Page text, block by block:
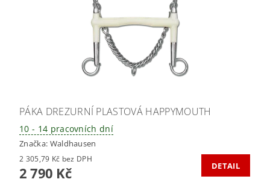
PÁKA DREZURNÍ PLASTOVÁ HAPPYMOUTH
10 - 14 pracovních dní
Značka: Waldhausen
2 305,79 Kč bez DPH
2 790 Kč DETAIL